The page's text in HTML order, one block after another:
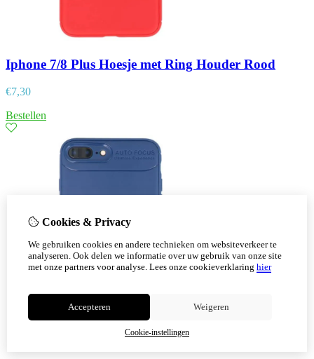
Iphone 7/8 Plus Hoesje met Ring Houder Rood
€7,30
Bestellen
Cookies & Privacy
We gebruiken cookies en andere technieken om websiteverkeer te
analyseren. Ook delen we informatie over uw gebruik van onze site
met onze partners voor analyse. Lees onze cookieverklaring hier
Accepteren Weigeren
Cookie-instellingen